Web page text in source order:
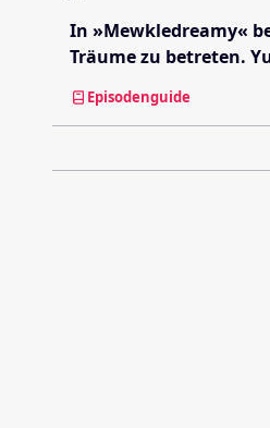
In »Mewkledreamy«
Träume zu betreten.
Episodenguide